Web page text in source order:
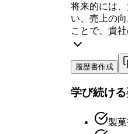
将来的には
い、売上の
ことで、貴
履歴書作成
学び続け
製